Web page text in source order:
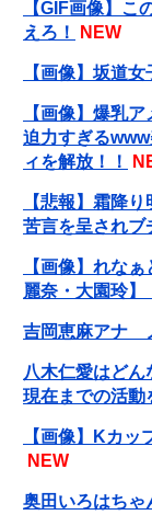
【GIF画像】
えろ！
NEW
【画像】坂道
【画像】爆乳
迫力すぎる
ィを解放！！
【悲報】霜降
苦言を呈され
【画像】れな
麗奈・大園玲】
吉岡恵麻アナ
八木仁愛はど
現在までの活動
【画像】Kカッ
NEW
奥田いろはちゃ